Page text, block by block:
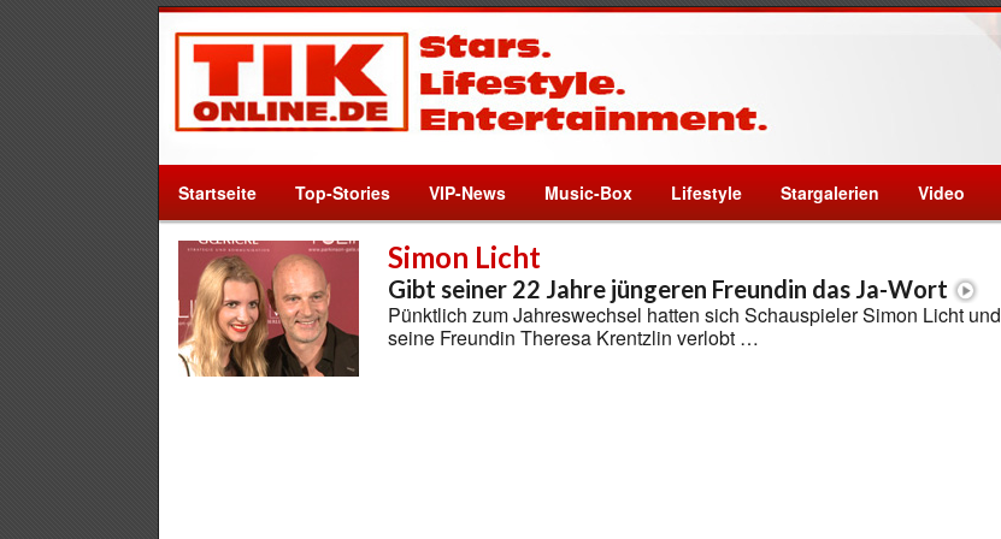
Startseite Top-Stories VIP-News Music-Box Lifestyle Stargalerien Video
Simon Licht
Gibt seiner 22 Jahre jüngeren Freundin das Ja-Wort
Pünktlich zum Jahreswechsel hatten sich Schauspieler Simon Licht und
seine Freundin Theresa Krentzlin verlobt …